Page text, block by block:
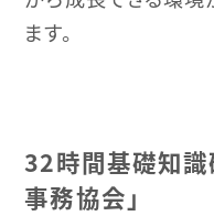
ます。
32時間基礎知識
事務協会」